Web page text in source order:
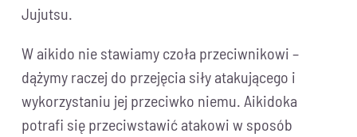
Jujutsu.
W aikido nie stawiamy czoła przeciwnikowi –
dążymy raczej do przejęcia siły atakującego i
wykorzystaniu jej przeciwko niemu. Aikidoka
potrafi się przeciwstawić atakowi w sposób